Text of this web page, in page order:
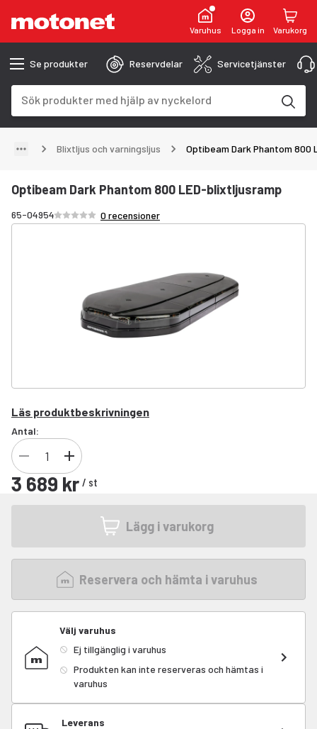
Varuhus Logga in Varukorg
Se produkter Reservdelar Servicetjänster
Blixtljus och varningsljus Optibeam Dark Phantom 800
Optibeam Dark Phantom 800 LED-blixtljusramp
65-04954Betyg /5 stjärnor
0 recensioner
Läs produktbeskrivningen
Antal:
3 689 kr / st
Lägg i varukorg
Reservera och hämta i varuhus
Välj varuhus
Ej tillgänglig i varuhus
Produkten kan inte reserveras och hämtas i
varuhus
Leverans